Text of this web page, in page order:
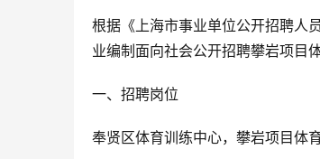
根据《上海市事业单位公开招聘人
业编制面向社会公开招聘攀岩项目
一、招聘岗位
奉贤区体育训练中心，攀岩项目体